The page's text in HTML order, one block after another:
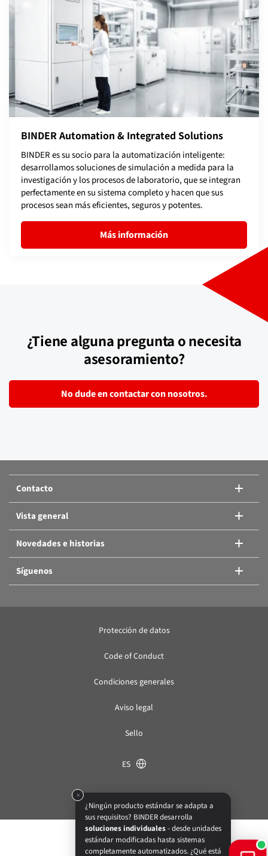
BINDER Automation & Integrated Solutions
BINDER es su socio para la automatización inteligente:
desarrollamos soluciones de simulación a medida para la
investigación y los procesos de laboratorio, que se integran
perfectamente en su sistema completo y hacen que sus
procesos sean más eficientes, seguros y potentes.
Más información
¿Tiene alguna pregunta o necesita
asesoramiento?
No dude en contactar con nosotros.
Contacto
Vista general
Novedades e historias
Síguenos
© BINDER GmbH 2026
Protección de datos
Code of Conduct
Condiciones generales
Aviso legal
Sello
ES
¿Ningún producto estándar se adapta a
sus requisitos? BINDER desarrolla
soluciones individuales- desde unidades
estándar modificadas hasta sistemas
completamente automatizados. ¿Qué está
×